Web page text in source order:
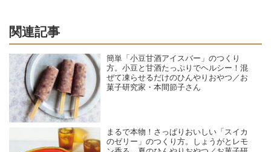
関連記事
簡単「小豆甘酒アイスバー」のつくり
方。小豆と甘酒たっぷりでヘルシー！混
ぜて凍らせるだけのひんやりおやつ／お
菓子研究家・本間節子さん
まるで本物！さっぱりおいしい「スイカ
のゼリー」のつくり方。しょうがとレモ